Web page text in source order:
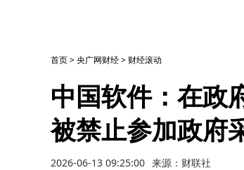
首页>央广网财经> 财经滚动
中国软件：在政
被禁止参加政府
2026-06-13 09:25:00 来源：财联社